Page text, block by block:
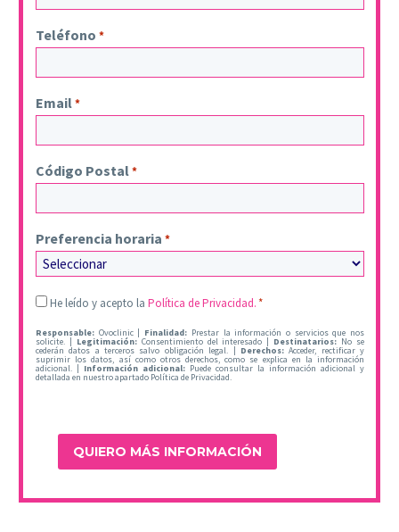
Teléfono *
Email*
Código Postal*
Preferencia horaria *
Legal
He leído y acepto la Política de Privacidad.*
Responsable: Ovoclinic | Finalidad: Prestar la información o servicios que nos
solicite. | Legitimación:Consentimiento del interesado | Destinatarios: No se
cederán datos a terceros salvo obligación legal. | Derechos:Acceder, rectificar y
suprimir los datos, así como otros derechos, como se explica en la información
adicional. | Información adicional: Puede consultar la información adicional y
detallada en nuestro apartado Política de Privacidad.